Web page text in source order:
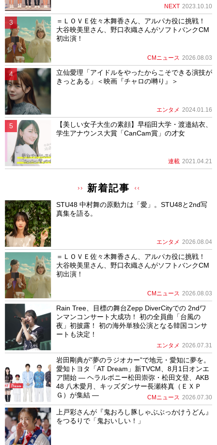
NEXT 2023.10.10
＝ＬＯＶＥ佐々木舞香さん、アルパカ役に挑戦！
大谷映美里さん、野口衣織さんがソフトバンクCM
初出演！
CMニュース 2026.08.03
立仙愛理「アイドルをやったからこそできる演技が
きっとある」＜映画『チャロの囀り』＞
エンタメ 2024.01.16
【美しい女子大生の素顔】早稲田大学・渡邉結衣、
学生アナウンス大賞「CanCam賞」の才女
連載 2021.04.21
新着記事
STU48 中村舞の原動力は「愛」。STU48と2nd写
真集を語る。
エンタメ 2026.08.04
＝ＬＯＶＥ佐々木舞香さん、アルパカ役に挑戦！
大谷映美里さん、野口衣織さんがソフトバンクCM
初出演！
CMニュース 2026.08.03
Rain Tree、目標の舞台Zepp DiverCityでの 2ndワ
ンマンコンサート大成功！ 初の全員曲「台風の
夜」初披露！ 初の海外単独公演となる韓国コンサ
ートも決定！
エンタメ 2026.07.31
岩田剛典が”夢のラジオカー”で地元・愛知に夢を。
愛知トヨタ「AT Dream」新TVCM、8月1日オンエ
ア開始 ― ヘラルボニー松田崇弥・松田文登、AKB
48 八木愛月、キッズダンサー長瀬柊真（ＥＸＰ
Ｇ）が集結 ―
CMニュース 2026.07.30
上戸彩さんが『鬼おろし豚しゃぶぶっかけうどん』
をつるりで「鬼おいしい！」